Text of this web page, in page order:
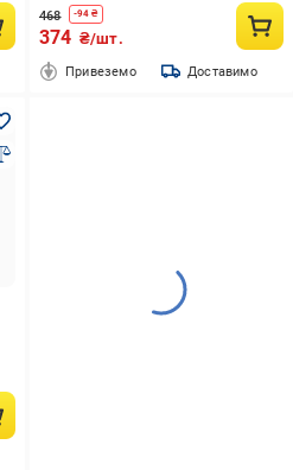
468 -94 ₴
374 ₴/шт.
Привеземо Доставимо